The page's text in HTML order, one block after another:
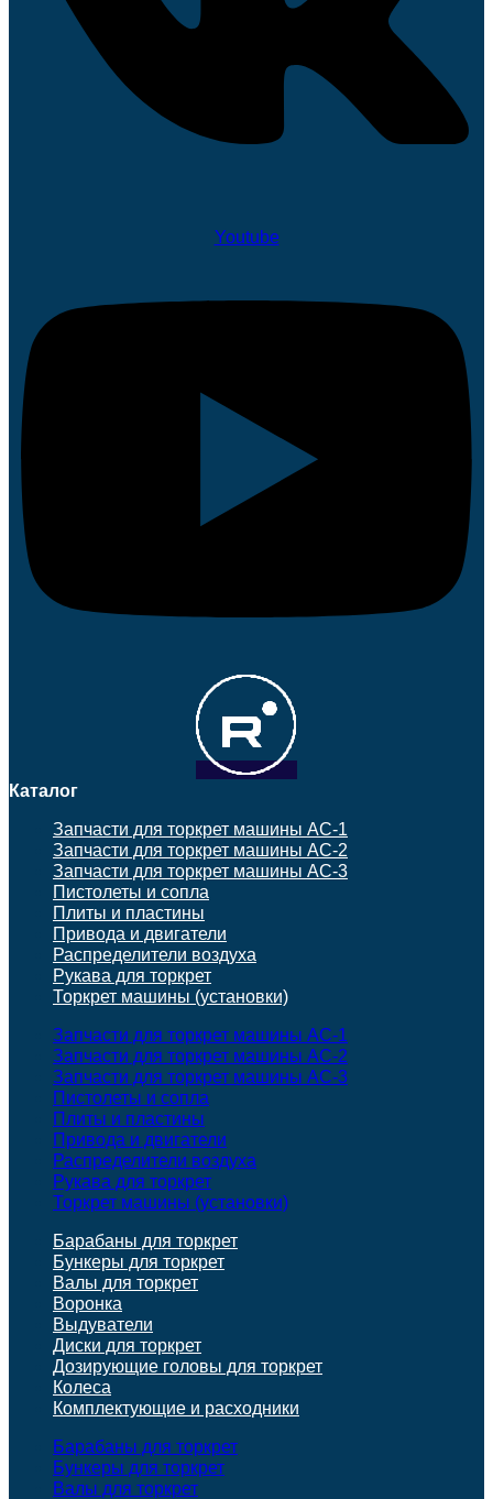
Youtube
Каталог
Запчасти для торкрет машины АС-1
Запчасти для торкрет машины АС-2
Запчасти для торкрет машины АС-3
Пистолеты и сопла
Плиты и пластины
Привода и двигатели
Распределители воздуха
Рукава для торкрет
Торкрет машины (установки)
Запчасти для торкрет машины АС-1
Запчасти для торкрет машины АС-2
Запчасти для торкрет машины АС-3
Пистолеты и сопла
Плиты и пластины
Привода и двигатели
Распределители воздуха
Рукава для торкрет
Торкрет машины (установки)
Барабаны для торкрет
Бункеры для торкрет
Валы для торкрет
Воронка
Выдуватели
Диски для торкрет
Дозирующие головы для торкрет
Колеса
Комплектующие и расходники
Барабаны для торкрет
Бункеры для торкрет
Валы для торкрет